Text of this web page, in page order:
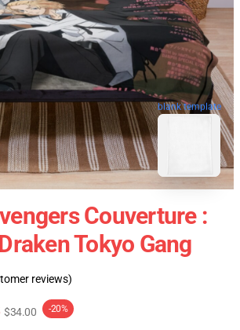
blank template
Couverture :
Tokyo Gang
reviews)
$34.00 -20%